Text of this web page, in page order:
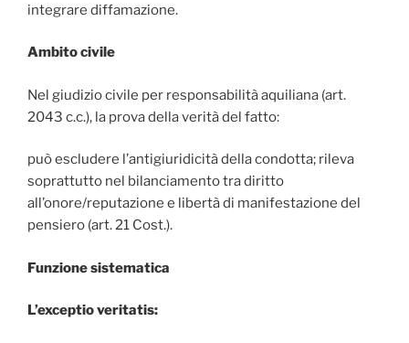
integrare diffamazione.
Ambito civile
Nel giudizio civile per responsabilità aquiliana (art.
2043 c.c.), la prova della verità del fatto:
può escludere l’antigiuridicità della condotta; rileva
soprattutto nel bilanciamento tra diritto
all’onore/reputazione e libertà di manifestazione del
pensiero (art. 21 Cost.).
Funzione sistematica
L’exceptio veritatis: